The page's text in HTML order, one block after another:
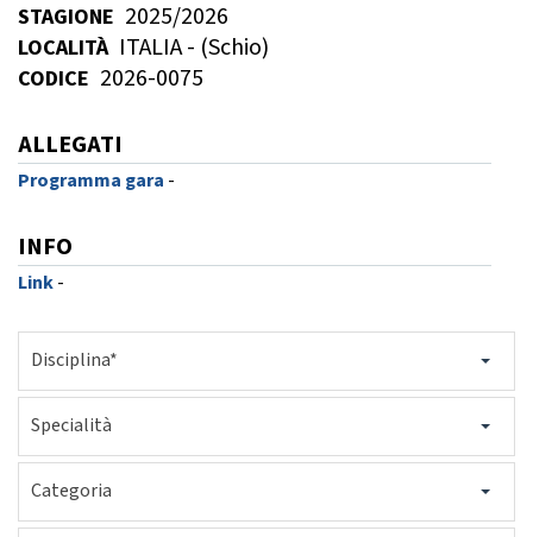
GARE
Tesseramento Territorio
Formazione
STAGIONE 2025/2026
LOCALITÀ ITALIA - (Schio)
CODICE 2026-0075
ALLEGATI
Programma gara -
INFO
Link-
Disciplina*
Specialità
Categoria